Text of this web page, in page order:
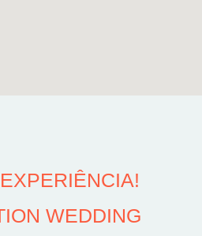
WEDDING